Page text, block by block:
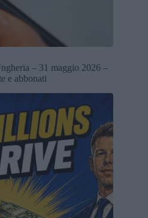
– 31 maggio 2026 –
e abbonati